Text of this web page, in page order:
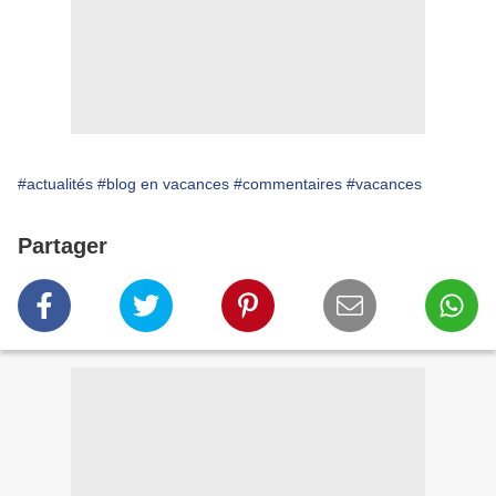
#actualités #blog en vacances #commentaires #vacances
Partager